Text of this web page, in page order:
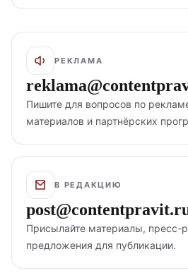
РЕКЛАМА
Пишите для вопросов по
материалов и партнёрских
В РЕДАКЦИЮ
Присылайте материалы, пресс-
предложения для публикации.